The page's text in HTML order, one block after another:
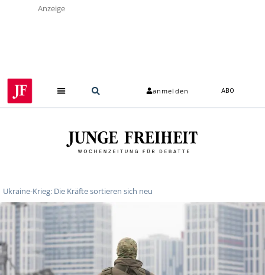
Anzeige
anmelden ABO
Ukraine-Krieg: Die Kräfte sortieren sich neu